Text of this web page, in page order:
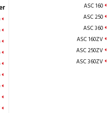
ASC 160
ASC 250
ASC 360
ASC 160ZV
ASC 250ZV
ASC 360ZV